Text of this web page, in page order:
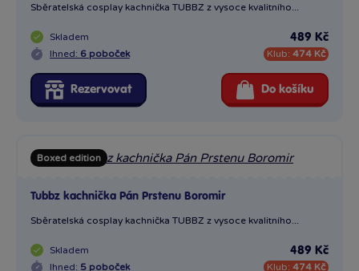
Sběratelská cosplay kachnička TUBBZ z vysoce kvalitního...
Skladem
Ihned: 6 poboček
489 Kč
Klub: 474 Kč
Rezervovat Do košíku
Boxed edition
Tubbz kachnička Pán Prstenu Boromir
Sběratelská cosplay kachnička TUBBZ z vysoce kvalitního...
Skladem
Ihned: 5 poboček
489 Kč
Klub: 474 Kč